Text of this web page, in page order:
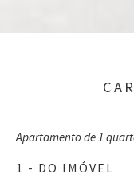
Apartamento de 1
de 50m da praia.
garagem coberta.
1 - DO IMÓVEL